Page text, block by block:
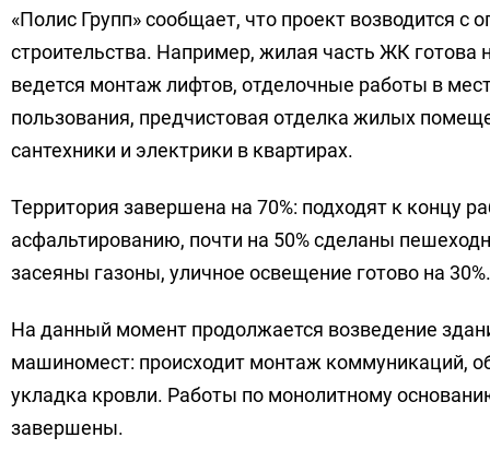
«Полис Групп» сообщает, что проект возводится с
строительства. Например, жилая часть ЖК готова
ведется монтаж лифтов, отделочные работы в
пользования, предчистовая отделка жилых
сантехники и электрики в квартирах.
Территория завершена на 70%: подходят к концу
асфальтированию, почти на 50% сделаны
засеяны газоны, уличное освещение готово на 30%.
На данный момент продолжается возведение
машиномест: происходит монтаж коммуникаций,
укладка кровли. Работы по монолитному
завершены.